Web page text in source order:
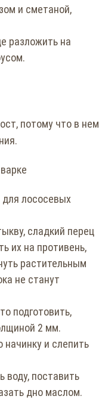
и сметаной,
разложить на
потому что в нем
для лососевых
сладкий перец
их на противень,
растительным
не станут
подготовить,
2 мм.
и слепить
воду, поставить
дно маслом.